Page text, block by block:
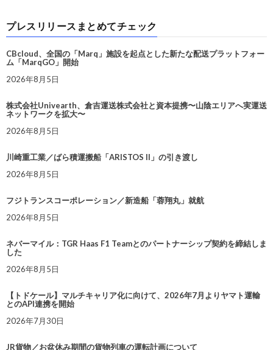
プレスリリースまとめてチェック
CBcloud、全国の「Marq」施設を起点とした新たな配送プラットフォー
ム「MarqGO」開始
2026年8月5日
株式会社Univearth、倉吉運送株式会社と資本提携〜山陰エリアへ実運送
ネットワークを拡大〜
2026年8月5日
川崎重工業／ばら積運搬船「ARISTOS II」の引き渡し
2026年8月5日
フジトランスコーポレーション／新造船「蓉翔丸」就航
2026年8月5日
ネバーマイル：TGR Haas F1 Teamとのパートナーシップ契約を締結しま
した
2026年8月5日
【トドケール】マルチキャリア化に向けて、2026年7月よりヤマト運輸
とのAPI連携を開始
2026年7月30日
JR貨物／お盆休み期間の貨物列車の運転計画について